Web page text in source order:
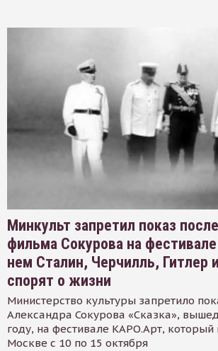
Минкульт запретил показ
фильма Сокурова на
нем Сталин, Черчилль, Гитлер
спорят о жизни
Министерство культуры запретило
Александра Сокурова «Сказка»,
году, на фестивале КАРО.Арт, который
Москве с 10 по 15 октября